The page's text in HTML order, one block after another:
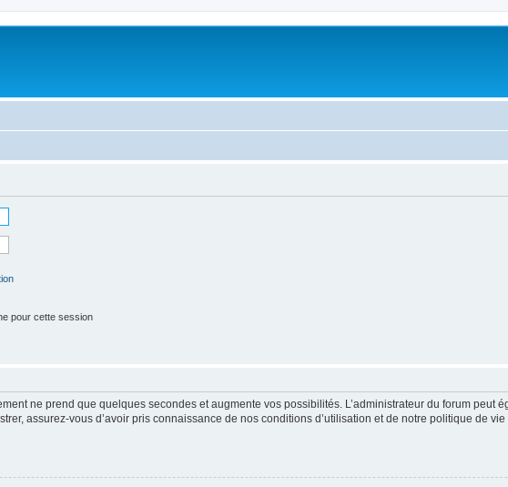
pour cette session
ne prend que quelques secondes et augmente vos possibilités. L’administrateur du forum peut
assurez-vous d’avoir pris connaissance de nos conditions d’utilisation et de notre politique de